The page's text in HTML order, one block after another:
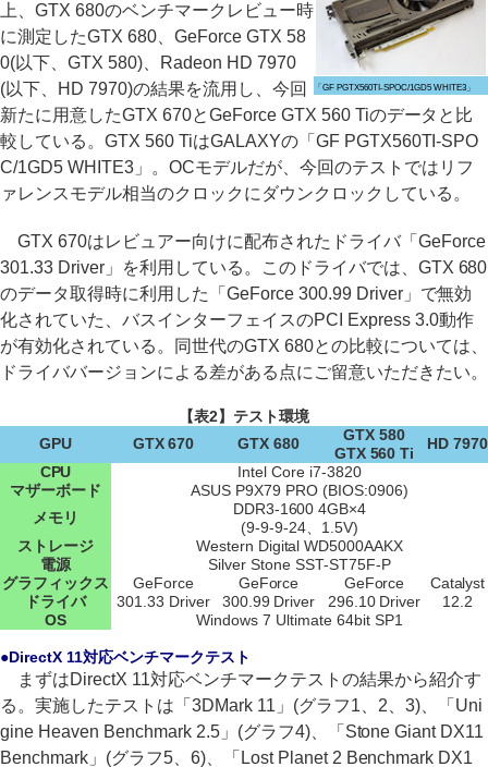
「GF PGTX560TI-SPOC/1GD5 WHITE3」
上、GTX 680のベンチマークレビュー時
に測定したGTX 680、GeForce GTX 58
0(以下、GTX 580)、Radeon HD 7970
(以下、HD 7970)の結果を流用し、今回
新たに用意したGTX 670とGeForce GTX 560 Tiのデータと比
較している。GTX 560 TiはGALAXYの「GF PGTX560TI-SPO
C/1GD5 WHITE3」。OCモデルだが、今回のテストではリフ
ァレンスモデル相当のクロックにダウンクロックしている。
GTX 670はレビュアー向けに配布されたドライバ「GeForce
301.33 Driver」を利用している。このドライバでは、GTX 680
のデータ取得時に利用した「GeForce 300.99 Driver」で無効
化されていた、バスインターフェイスのPCI Express 3.0動作
が有効化されている。同世代のGTX 680との比較については、
ドライババージョンによる差がある点にご留意いただきたい。
【表2】テスト環境
GPU
GTX 670 GTX 680
GTX 580
GTX 560 Ti
HD 7970
CPU
Intel Core i7-3820
マザーボード
ASUS P9X79 PRO (BIOS:0906)
メモリ
DDR3-1600 4GB×4
(9-9-9-24、1.5V)
ストレージ
Western Digital WD5000AAKX
電源
Silver Stone SST-ST75F-P
グラフィックス
ドライバ
GeForce
301.33 Driver
GeForce
300.99 Driver
GeForce
296.10 Driver
Catalyst
12.2
OS
Windows 7 Ultimate 64bit SP1
●DirectX 11対応ベンチマークテスト
まずはDirectX 11対応ベンチマークテストの結果から紹介す
る。実施したテストは「3DMark 11」(グラフ1、2、3)、「Uni
gine Heaven Benchmark 2.5」(グラフ4)、「Stone Giant DX11
Benchmark」(グラフ5、6)、「Lost Planet 2 Benchmark DX1